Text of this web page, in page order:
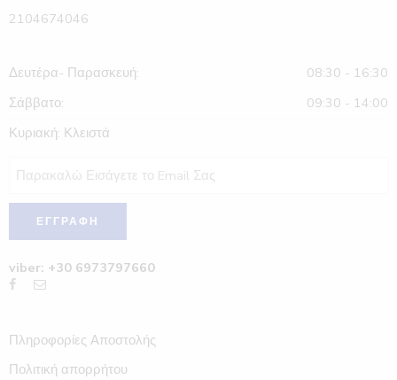
2104674046
Δευτέρα- Παρασκευή:
08:30 - 16:30
Σάββατο:
09:30 - 14:00
Κυριακή: Κλειστά
viber: +30 6973797660
Πληροφορίες Αποστολής
Πολιτική απορρήτου